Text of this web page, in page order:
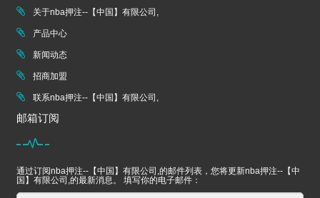
关于nba押注--【中国】有限公司,
产品中心
新闻动态
招商加盟
联系nba押注--【中国】有限公司,
邮箱订阅
通过订阅nba押注--【中国】有限公司,的邮件列表，您将更新nba押注--【中
国】有限公司,的最新消息。 填写你的电子邮件：